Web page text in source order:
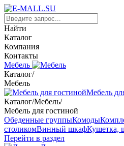
Найти
Каталог
Компания
Контакты
Мебель
Каталог/
Мебель
Мебель
Каталог/Мебель/
Мебель для гостиной
Обеденные группыКомоды
столикомВинный шкафКушетка,
Перейти в раздел